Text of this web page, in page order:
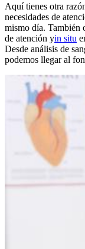
Aquí tienes otra
necesidades de
mismo día. También
de atención yin situ
Desde análisis de
podemos llegar al